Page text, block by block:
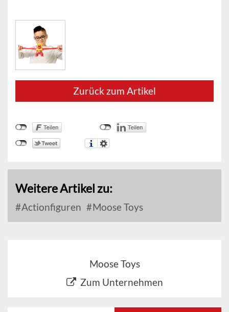
Zurück zum Artikel
Weitere Artikel zu:
Actionfiguren Moose Toys
Moose Toys
Zum Unternehmen